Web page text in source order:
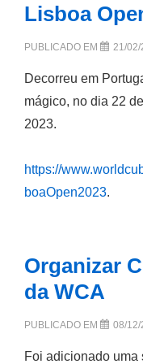
Lisboa
PUBLICADO EM 21/02/
Decorreu em
mágico, no dia 22
2023.
https://
boaOpen2023.
Organizar
da WCA
PUBLICADO EM 08/12/
Foi adicionado uma